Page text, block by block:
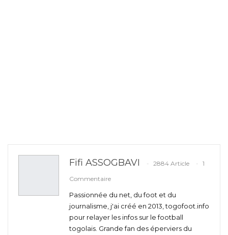
Fifi ASSOGBAVI 2884 Article
1
Commentaire
Passionnée du net, du foot et du
journalisme, j'ai créé en 2013, togofoot.info
pour relayer les infos sur le football
togolais. Grande fan des éperviers du